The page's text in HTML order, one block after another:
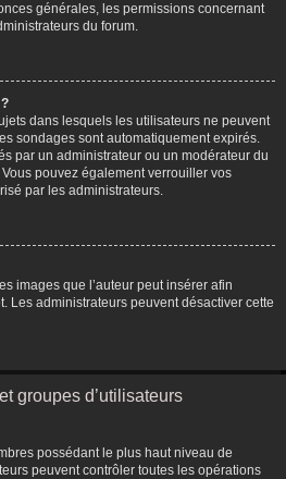
générales, les permissions concernant
du forum.
dans lesquels les utilisateurs ne peuvent
sondages sont automatiquement expirés.
par un administrateur ou un modérateur du
pouvez également verrouiller vos
par les administrateurs.
images que l’auteur peut insérer afin
Les administrateurs peuvent désactiver cette
groupes d’utilisateurs
possédant le plus haut niveau de
peuvent contrôler toutes les opérations